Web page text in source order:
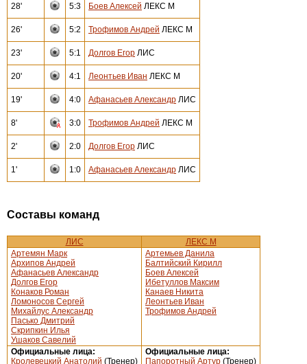
28' 5:3 Боев Алексей ЛЕКС М
26' 5:2 Трофимов Андрей ЛЕКС М
23' 5:1 Долгов Егор ЛИС
20' 4:1 Леонтьев Иван ЛЕКС М
19' 4:0 Афанасьев Александр ЛИС
8' 3:0 Трофимов Андрей ЛЕКС М
2' 2:0 Долгов Егор ЛИС
1' 1:0 Афанасьев Александр ЛИС
Составы команд
ЛИС
ЛЕКС М
Артемян Марк
Архипов Андрей
Афанасьев Александр
Долгов Егор
Конаков Роман
Ломоносов Сергей
Михайлус Александр
Пасько Дмитрий
Скрипкин Илья
Ушаков Савелий
Артемьев Данила
Балтийский Кирилл
Боев Алексей
Ибетуллов Максим
Канаев Никита
Леонтьев Иван
Трофимов Андрей
Официальные лица:
Кролевецкий Анатолий (Тренер)
Официальные лица:
Папоротный Артур (Тренер)